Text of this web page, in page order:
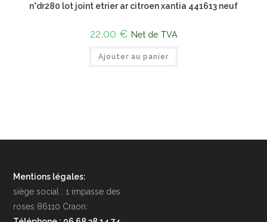
n°dr280 lot joint etrier ar citroen xantia 441613 neuf
22,00 € Net de TVA
Ajouter au panier
Mentions légales:
siège social : 1 impasse des
roses 86110 Craon: